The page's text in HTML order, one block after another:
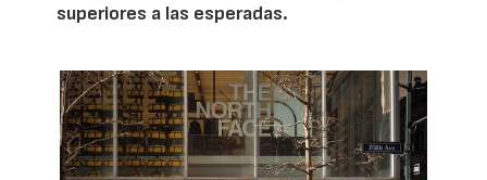
superiores a las esperadas.